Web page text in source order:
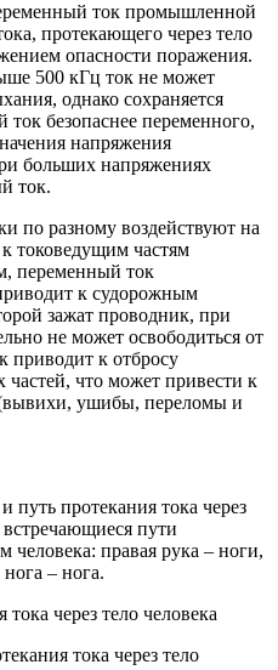
ток промышленной
протекающего через тело
опасности поражения.
500 кГц ток не может
однако сохраняется
безопаснее переменного,
напряжения
больших напряжениях
ток.
по разному воздействуют на
токоведущим частям
переменный ток
к судорожным
зажат проводник, при
не может освободиться от
приводит к отбросу
частей, что может привести к
ушибы, переломы и
путь протекания тока через
встречающиеся пути
человека: правая рука – ноги,
– нога.
тока через тело